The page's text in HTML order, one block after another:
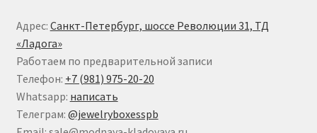
Адрес: Санкт-Петербург, шоссе Революции 31, ТД
«Ладога»
Работаем по предварительной записи
Телефон: +7 (981) 975-20-20
Whatsapp: написать
Телеграм: @jewelryboxesspb